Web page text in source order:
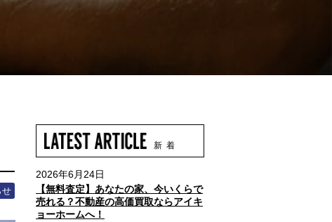
せ
新 着
2026年6月24日
【無料査定】あなたの家、今いくらで
売れる？不動産の高価買取ならアイキ
ョーホームへ！